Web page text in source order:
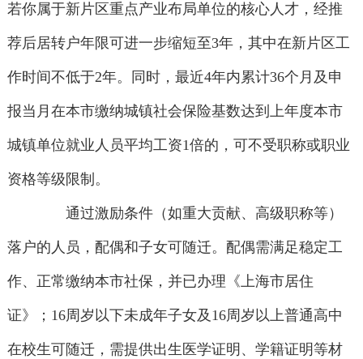
若你属于新片区重点产业布局单位的核心人才，经推
荐后居转户年限可进一步缩短至3年，其中在新片区工
作时间不低于2年。同时，最近4年内累计36个月及申
报当月在本市缴纳城镇社会保险基数达到上年度本市
城镇单位就业人员平均工资1倍的，可不受职称或职业
资格等级限制。
通过激励条件（如重大贡献、高级职称等）
落户的人员，配偶和子女可随迁。配偶需满足稳定工
作、正常缴纳本市社保，并已办理《上海市居住
证》；16周岁以下未成年子女及16周岁以上普通高中
在校生可随迁，需提供出生医学证明、学籍证明等材